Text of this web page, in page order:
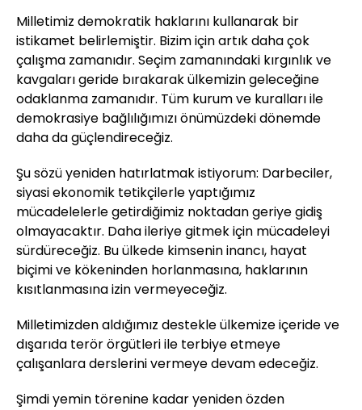
Milletimiz demokratik haklarını kullanarak bir
istikamet belirlemiştir. Bizim için artık daha çok
çalışma zamanıdır. Seçim zamanındaki kırgınlık ve
kavgaları geride bırakarak ülkemizin geleceğine
odaklanma zamanıdır. Tüm kurum ve kuralları ile
demokrasiye bağlılığımızı önümüzdeki dönemde
daha da güçlendireceğiz.
Şu sözü yeniden hatırlatmak istiyorum: Darbeciler,
siyasi ekonomik tetikçilerle yaptığımız
mücadelelerle getirdiğimiz noktadan geriye gidiş
olmayacaktır. Daha ileriye gitmek için mücadeleyi
sürdüreceğiz. Bu ülkede kimsenin inancı, hayat
biçimi ve kökeninden horlanmasına, haklarının
kısıtlanmasına izin vermeyeceğiz.
Milletimizden aldığımız destekle ülkemize içeride ve
dışarıda terör örgütleri ile terbiye etmeye
çalışanlara derslerini vermeye devam edeceğiz.
Şimdi yemin törenine kadar yeniden özden